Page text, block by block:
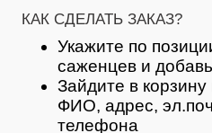
КАК СДЕЛАТЬ ЗАКАЗ?
Укажите по
саженцев и
Зайдите в
ФИО, адрес,
телефона